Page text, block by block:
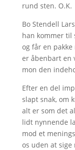
rund sten. O.K.
Bo Stendell
han kommer til
og får en
er åbenbart en
mon den
Efter en del
slapt snak, om
alt er som det
lidt nynnende
mod et
os uden at sige